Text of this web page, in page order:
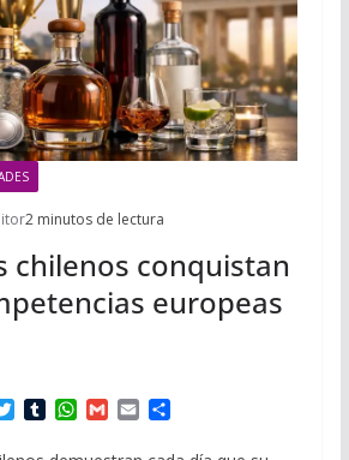
2 minutos de lectura
chilenos conquistan
europeas
T
i
T
m
W
a
G
a
E
a
C
m